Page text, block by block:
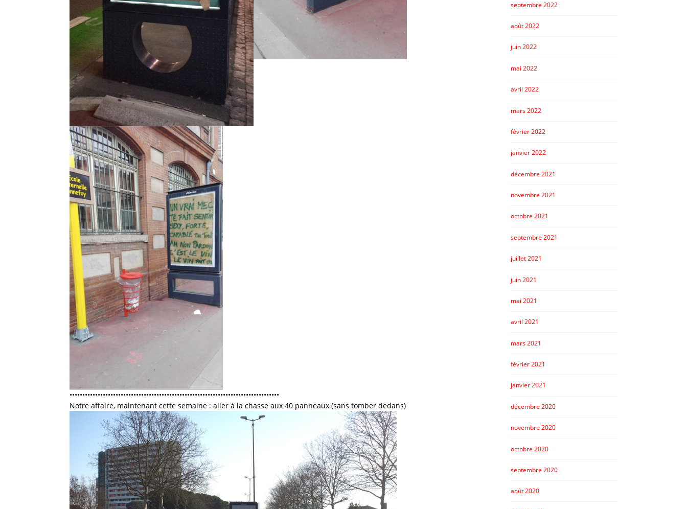
••••••••••••••••••••••••••••••••••••••••••••••••••••••••••••••••••••••••••••••••••
Notre affaire, maintenant cette semaine : aller à la chasse aux 40 panneaux (sans tomber dedans)
septembre 2022
août 2022
juin 2022
mai 2022
avril 2022
mars 2022
février 2022
janvier 2022
décembre 2021
novembre 2021
octobre 2021
septembre 2021
juillet 2021
juin 2021
mai 2021
avril 2021
mars 2021
février 2021
janvier 2021
décembre 2020
novembre 2020
octobre 2020
septembre 2020
août 2020